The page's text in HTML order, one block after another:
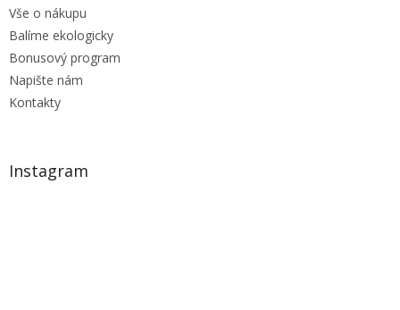
Vše o nákupu
Balíme ekologicky
Bonusový program
Napište nám
Kontakty
Instagram